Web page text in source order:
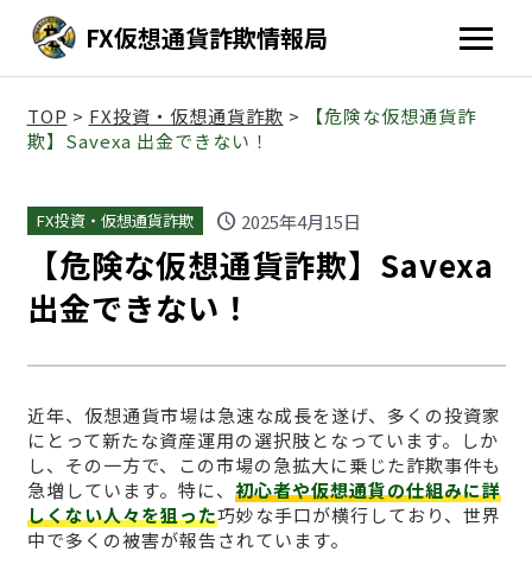
FX仮想通貨詐欺情報局
TOP > FX投資・仮想通貨詐欺 >
【危険な仮想通貨詐
欺】Savexa 出金できない！
FX投資・仮想通貨詐欺 schedule 2025年4月15日
【危険な仮想通貨詐欺】Savexa
出金できない！
近年、仮想通貨市場は急速な成長を遂げ、多くの投資家
にとって新たな資産運用の選択肢となっています。しか
し、その一方で、この市場の急拡大に乗じた詐欺事件も
急増しています。特に、 初心者や仮想通貨の仕組みに詳
しくない人々を狙った巧妙な手口が横行しており、世界
中で多くの被害が報告されています。